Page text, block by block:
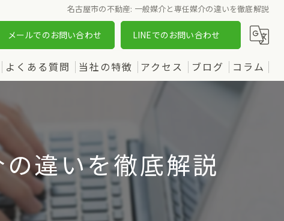
名古屋市の不動産: 一般媒介と専任媒介の違いを徹底解説
メールでのお問い合わせ LINEでのお問い合わせ
よくある質問 当社の特徴
土地
新築
アクセス ブログ コラム
違いを徹底解説